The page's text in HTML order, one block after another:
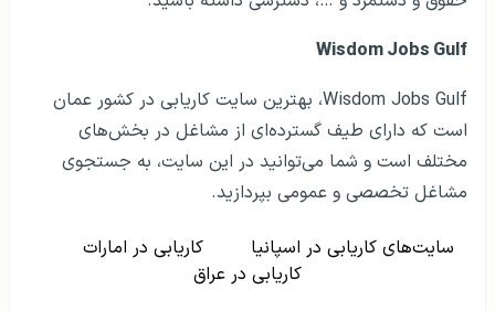
Wisdom Jobs Gulf
Wisdom Jobs Gulf، ‌بهترین سایت کاریابی در کشور عمان
است که دارای طیف گسترده‌ای از مشاغل در بخش‌های
مختلف است و شما می‌توانید در این سایت، به جستجوی
مشاغل تخصصی و عمومی بپردازید.
سایت‌های کاریابی در اسپانیا
کاریابی در امارات
کاریابی در عراق